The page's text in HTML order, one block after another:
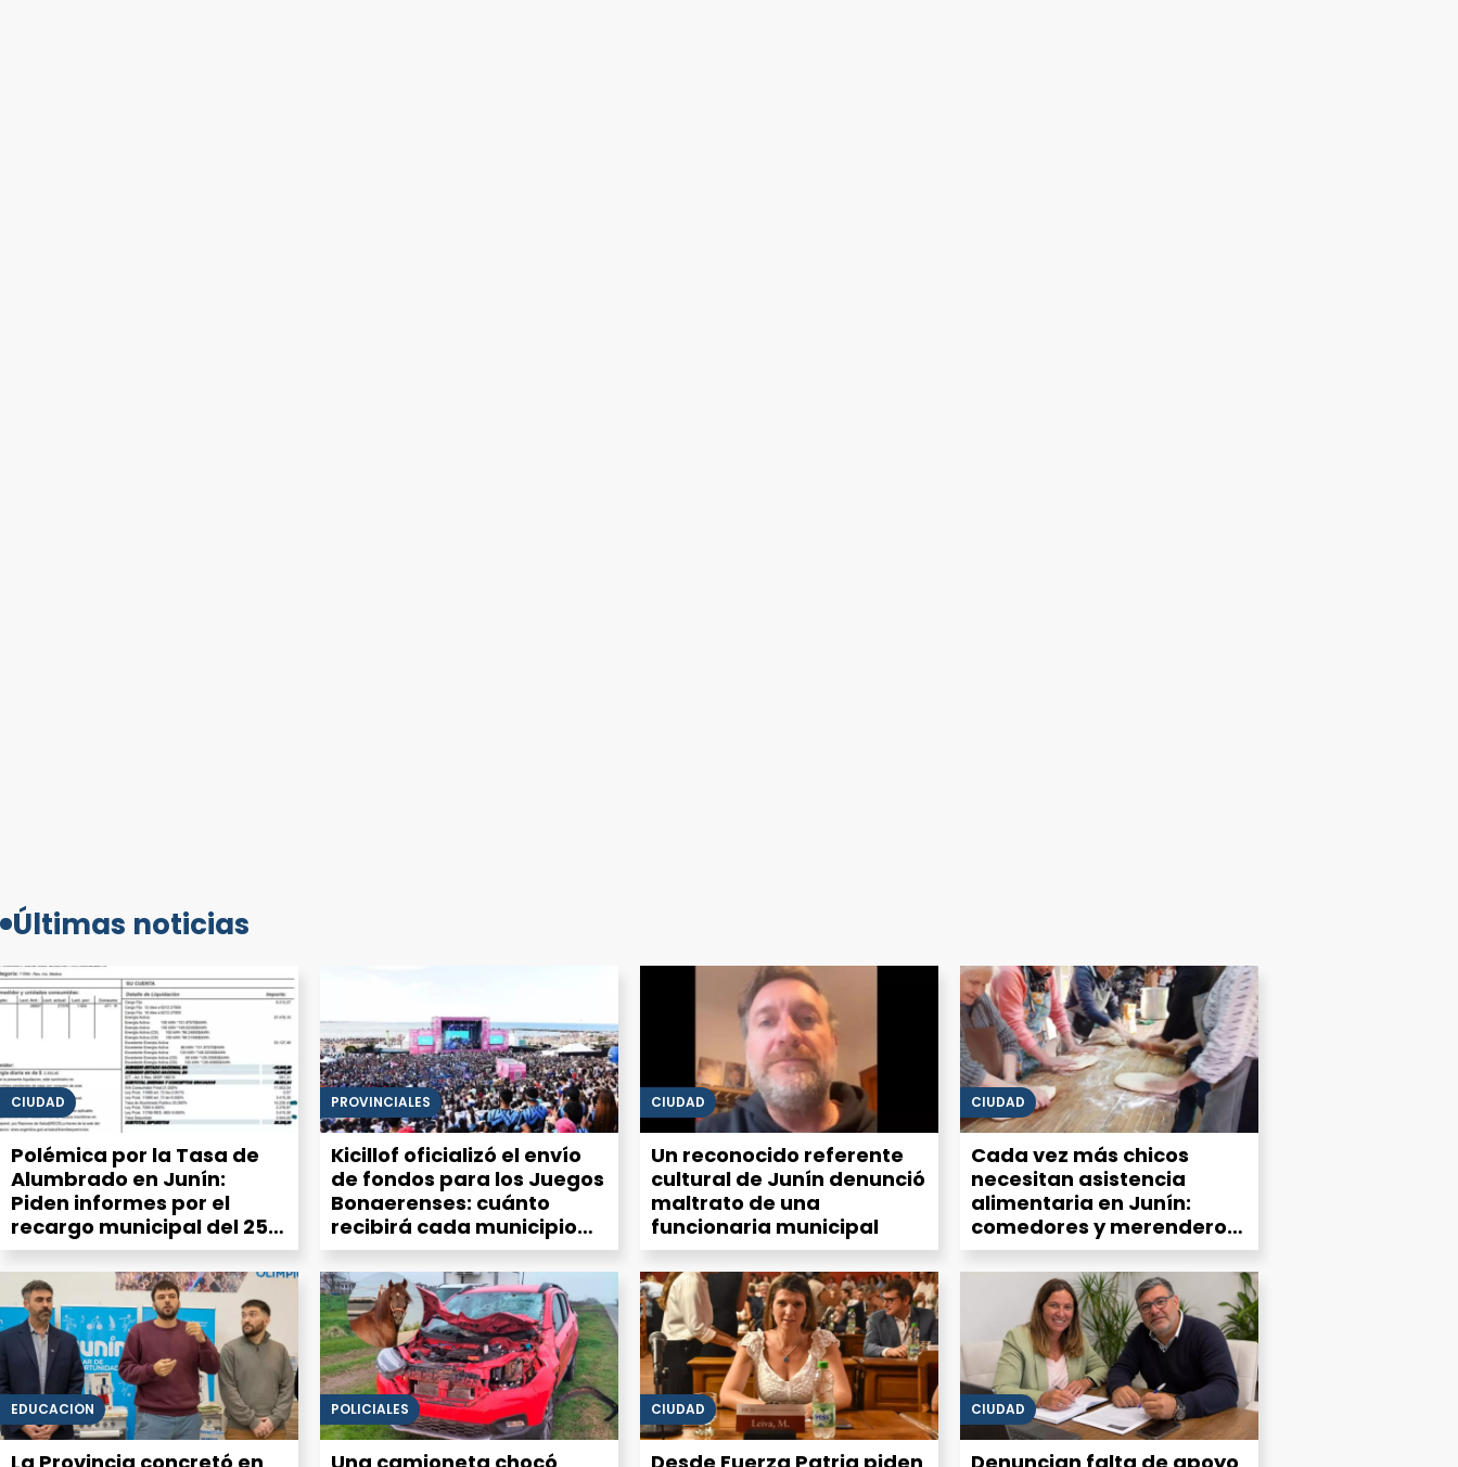
Últimas noticias
CIUDAD
Polémica por la Tasa de
Alumbrado en Junín:
Piden informes por el
recargo municipal del 25%
en la factura de luz
PROVINCIALES
Kicillof oficializó el envío
de fondos para los Juegos
Bonaerenses: cuánto
recibirá cada municipio
de la Cuarta Sección
CIUDAD
Un reconocido referente
cultural de Junín denunció
maltrato de una
funcionaria municipal
CIUDAD
Cada vez más chicos
necesitan asistencia
alimentaria en Junín:
comedores y merenderos
advierten una demanda
que no deja de crecer
EDUCACIÓN POLICIALES CIUDAD CIUDAD